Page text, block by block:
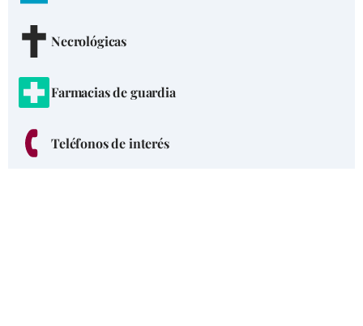
Necrológicas
Farmacias de guardia
Teléfonos de interés